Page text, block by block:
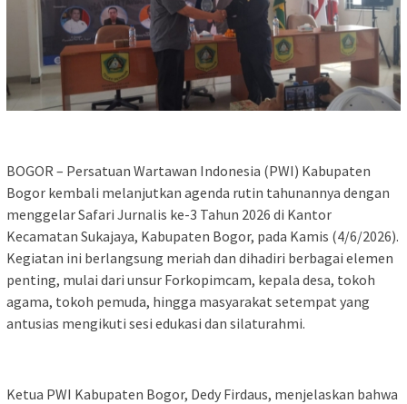
BOGOR – Persatuan Wartawan Indonesia (PWI) Kabupaten
Bogor kembali melanjutkan agenda rutin tahunannya dengan
menggelar Safari Jurnalis ke-3 Tahun 2026 di Kantor
Kecamatan Sukajaya, Kabupaten Bogor, pada Kamis (4/6/2026).
Kegiatan ini berlangsung meriah dan dihadiri berbagai elemen
penting, mulai dari unsur Forkopimcam, kepala desa, tokoh
agama, tokoh pemuda, hingga masyarakat setempat yang
antusias mengikuti sesi edukasi dan silaturahmi.
Ketua PWI Kabupaten Bogor, Dedy Firdaus, menjelaskan bahwa